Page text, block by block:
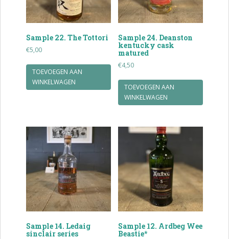
Sample 22. The Tottori
€5,00
TOEVOEGEN AAN
WINKELWAGEN
Sample 24. Deanston
kentucky cask
matured
€4,50
TOEVOEGEN AAN
WINKELWAGEN
Sample 14. Ledaig
sinclair series
Sample 12. Ardbeg Wee
Beastie*